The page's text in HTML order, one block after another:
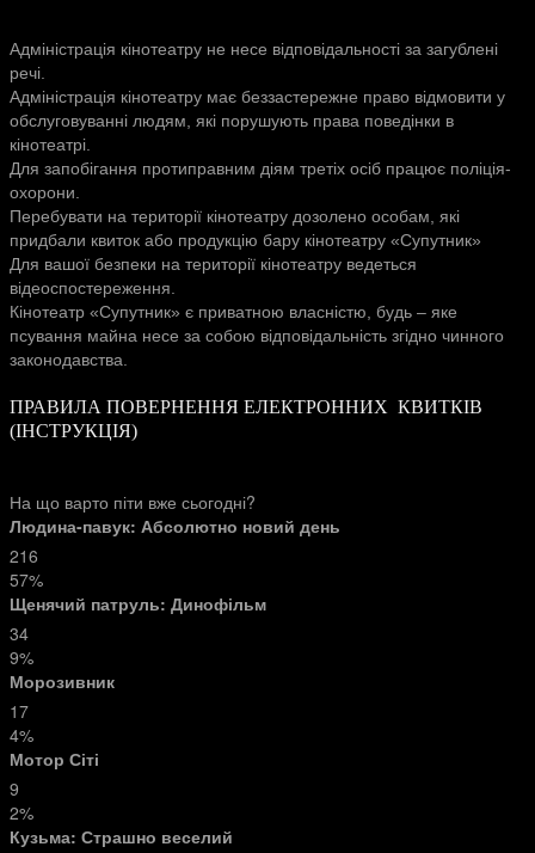
Адміністрація кінотеатру не несе відповідальності за загублені
речі.
Адміністрація кінотеатру має беззастережне право відмовити у
обслуговуванні людям, які порушують права поведінки в
кінотеатрі.
Для запобігання протиправним діям третіх осіб працює поліція-
охорони.
Перебувати на території кінотеатру дозолено особам, які
придбали квиток або продукцію бару кінотеатру «Супутник»
Для вашої безпеки на території кінотеатру ведеться
відеоспостереження.
Кінотеатр «Супутник» є приватною власністю, будь – яке
псування майна несе за собою відповідальність згідно чинного
законодавства.
ПРАВИЛА ПОВЕРНЕННЯ ЕЛЕКТРОННИХ КВИТКІВ
(ІНСТРУКЦІЯ)
На що варто піти вже сьогодні?
Людина-павук: Абсолютно новий день
216
57%
Щенячий патруль: Динофільм
34
9%
Морозивник
17
4%
Мотор Сіті
9
2%
Кузьма: Страшно веселий